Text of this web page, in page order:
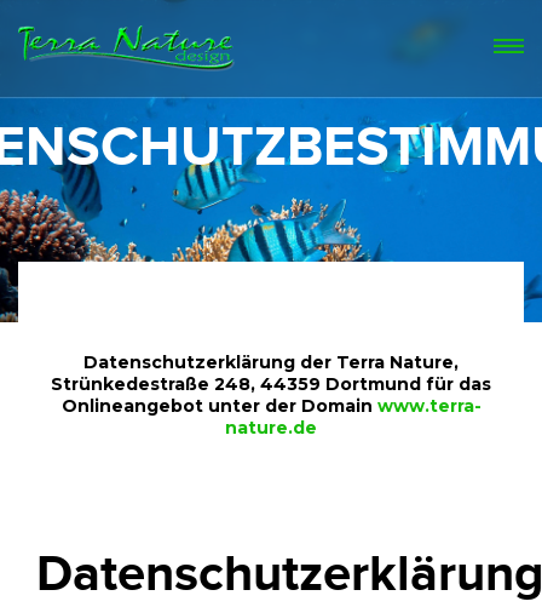
Datenschutzerklärung der Terra Nature,
Strünkedestraße 248, 44359 Dortmund für das
Onlineangebot unter der Domain www.terra-
nature.de